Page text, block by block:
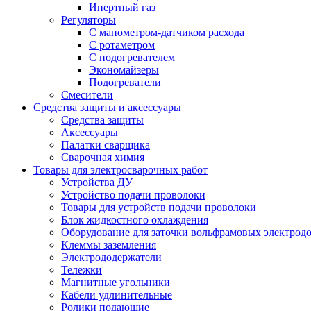
Инертный газ
Регуляторы
С манометром-датчиком расхода
С ротаметром
С подогревателем
Экономайзеры
Подогреватели
Смесители
Средства защиты и аксессуары
Средства защиты
Аксессуары
Палатки сварщика
Сварочная химия
Товары для электросварочных работ
Устройства ДУ
Устройство подачи проволоки
Товары для устройств подачи проволоки
Блок жидкостного охлаждения
Оборудование для заточки вольфрамовых
Клеммы заземления
Электрододержатели
Тележки
Магнитные угольники
Кабели удлинительные
Ролики подающие